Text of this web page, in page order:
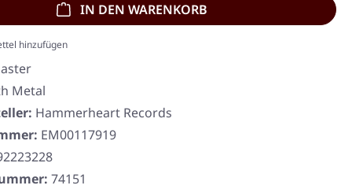
IN DEN WARENKORB
hinzufügen
Metal
Hammerheart Records
EM00117919
74151